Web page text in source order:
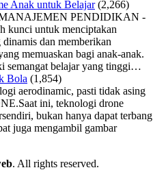
Anak untuk Belajar (2,266)
PENDIDIKAN -
kunci untuk menciptakan
dan memberikan
memuaskan bagi anak-anak.
semangat belajar yang tinggi…
Bola (1,854)
aerodinamic, pasti tidak asing
ini, teknologi drone
bukan hanya dapat terbang
juga mengambil gambar
. All rights reserved.